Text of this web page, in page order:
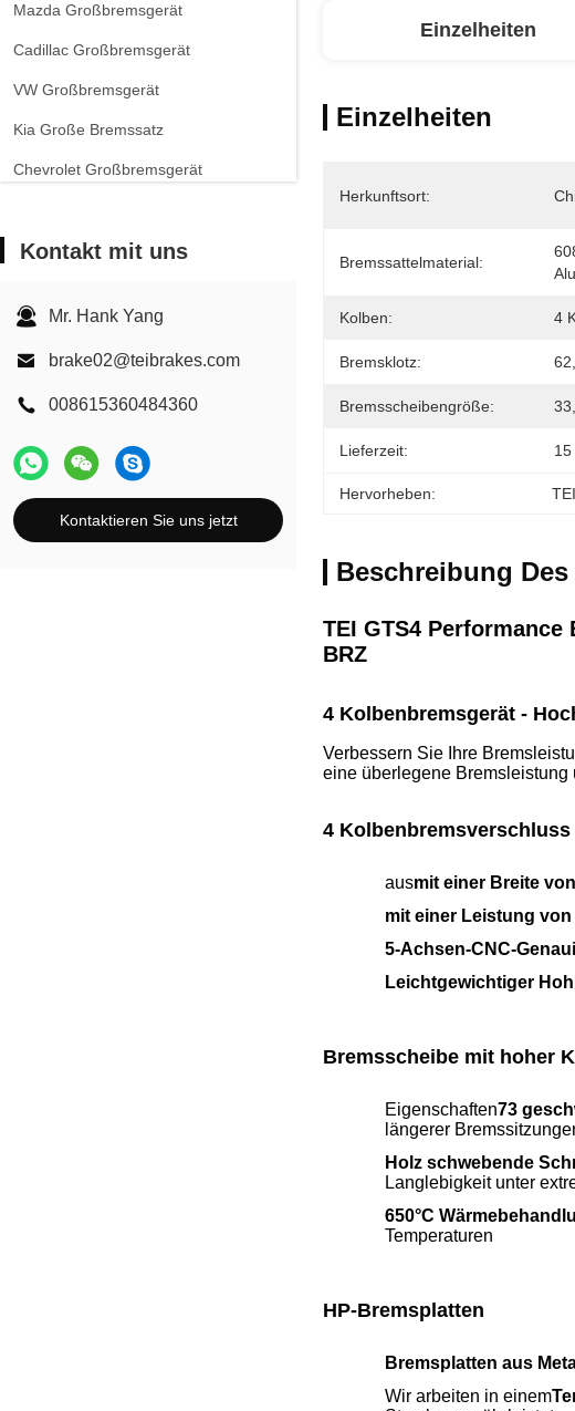
Mazda Großbremsgerät
Cadillac Großbremsgerät
VW Großbremsgerät
Kia Große Bremssatz
Chevrolet Großbremsgerät
EPB-Bremssattel
Kontakt mit uns
Mr. Hank Yang
brake02@teibrakes.com
008615360484360
Kontaktieren Sie uns jetzt
Einzelheiten
Einzelheiten
Herkunftsort:
Bremssattelmaterial:
Kolben: 4
Bremsklotz:
Bremsscheibengröße:
Lieferzeit: 15
Hervorheben:
Beschreibung
TEI GTS4
BRZ
4 Kolbenbremsgerät -
Verbessern Sie Ihre
eine überlegene Bremsleistung
4 Kolbenbremsverschluss
ausmit einer Breite
mit einer Leistung von
5-Achsen-CNC-
Leichtgewichtiger
Bremsscheibe mit hoher
Eigenschaften73
längerer
Holz schwebende
Langlebigkeit unter
650°C
Temperaturen
HP-Bremsplatten
Bremsplatten aus
Wir arbeiten in einem